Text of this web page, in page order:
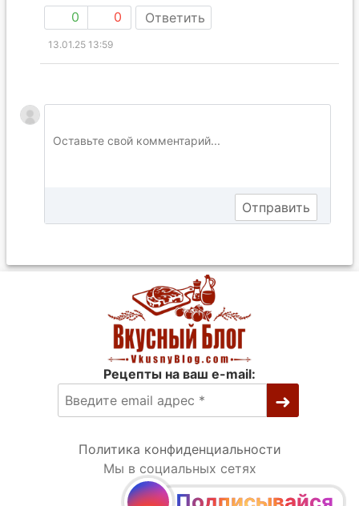
0 0 Ответить
13.01.25 13:59
Рецепты на ваш e-mail:
Политика конфиденциальности
Мы в социальных сетях